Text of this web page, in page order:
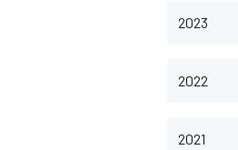
2023
2022
2021